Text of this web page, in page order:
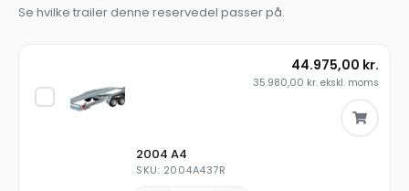
Se hvilke trailer denne reservedel passer på.
2004 A4
SKU: 2004A437R
44.975,00 kr.
35.980,00 kr. ekskl. moms